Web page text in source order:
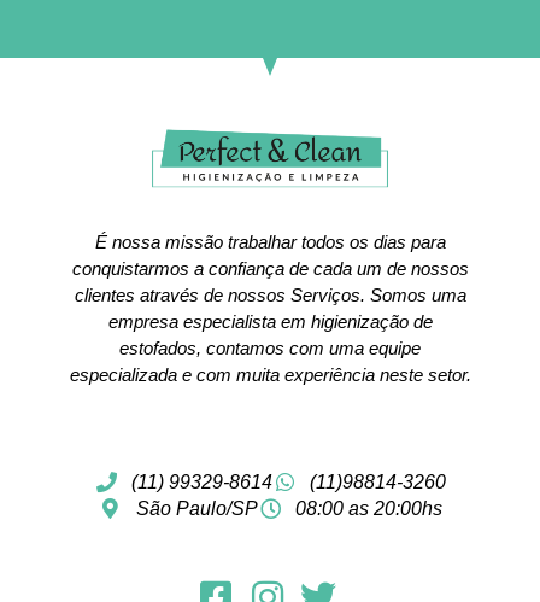
É nossa missão trabalhar todos os dias para
conquistarmos a confiança de cada um de nossos
clientes através de nossos Serviços. Somos uma
empresa especialista em higienização de
estofados, contamos com uma equipe
especializada e com muita experiência neste setor.
(11) 99329-8614
(11)98814-3260
São Paulo/SP
08:00 as 20:00hs